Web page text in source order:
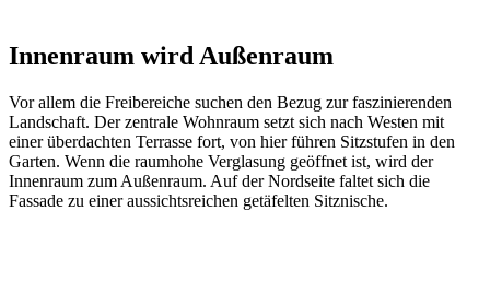
Innenraum wird Außenraum
Vor allem die Freibereiche suchen den Bezug zur faszinierenden
Landschaft. Der zentrale Wohnraum setzt sich nach Westen mit
einer überdachten Terrasse fort, von hier führen Sitzstufen in den
Garten. Wenn die raumhohe Verglasung geöffnet ist, wird der
Innenraum zum Außenraum. Auf der Nordseite faltet sich die
Fassade zu einer aussichtsreichen getäfelten Sitznische.